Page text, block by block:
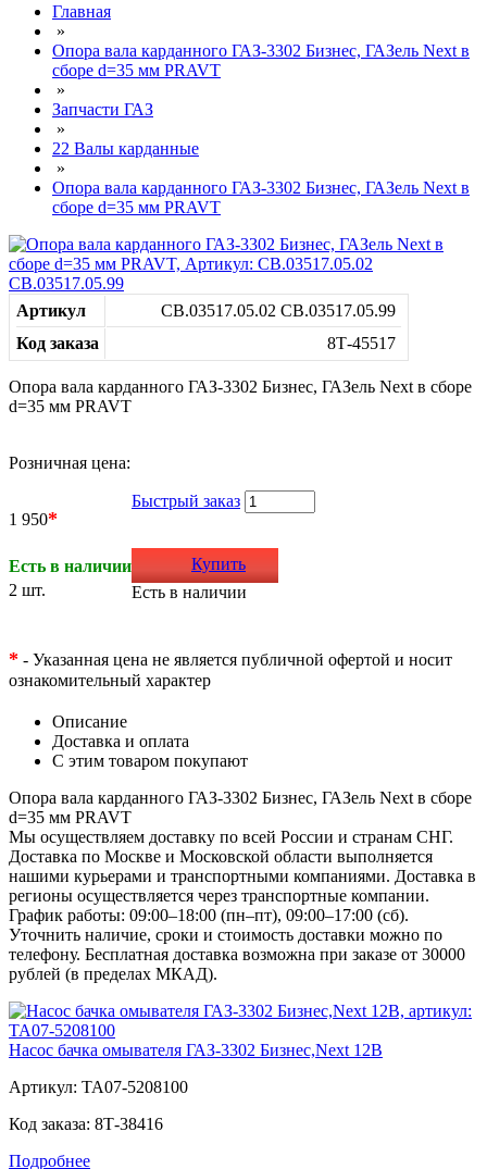
Главная
»
Опора вала карданного ГАЗ-3302 Бизнес, ГАЗель Next в
сборе d=35 мм PRAVT
»
Запчасти ГАЗ
»
22 Валы карданные
»
Опора вала карданного ГАЗ-3302 Бизнес, ГАЗель Next в
сборе d=35 мм PRAVT
Артикул
СВ.03517.05.02 СВ.03517.05.99
Код заказа
8Т-45517
Опора вала карданного ГАЗ-3302 Бизнес, ГАЗель Next в сборе
d=35 мм PRAVT
Розничная цена:
1 950*
Есть в наличии
2 шт.
Быстрый заказ
Купить
Есть в наличии
* - Указанная цена не является публичной офертой и носит
ознакомительный характер
Описание
Доставка и оплата
С этим товаром покупают
Опора вала карданного ГАЗ-3302 Бизнес, ГАЗель Next в сборе
d=35 мм PRAVT
Мы осуществляем доставку по всей России и странам СНГ.
Доставка по Москве и Московской области выполняется
нашими курьерами и транспортными компаниями. Доставка в
регионы осуществляется через транспортные компании.
График работы: 09:00–18:00 (пн–пт), 09:00–17:00 (сб).
Уточнить наличие, сроки и стоимость доставки можно по
телефону. Бесплатная доставка возможна при заказе от 30000
рублей (в пределах МКАД).
Насос бачка омывателя ГАЗ-3302 Бизнес,Next 12В
Артикул: ТА07-5208100
Код заказа: 8Т-38416
Подробнее